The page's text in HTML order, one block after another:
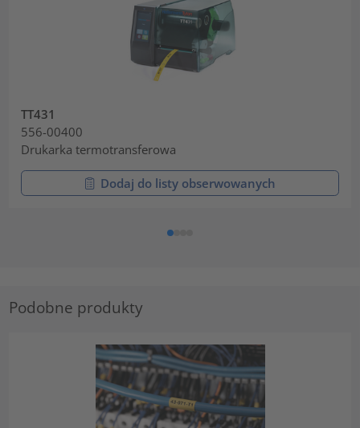
TT431
556-00400
Drukarka termotransferowa
Dodaj do listy obserwowanych
Podobne produkty